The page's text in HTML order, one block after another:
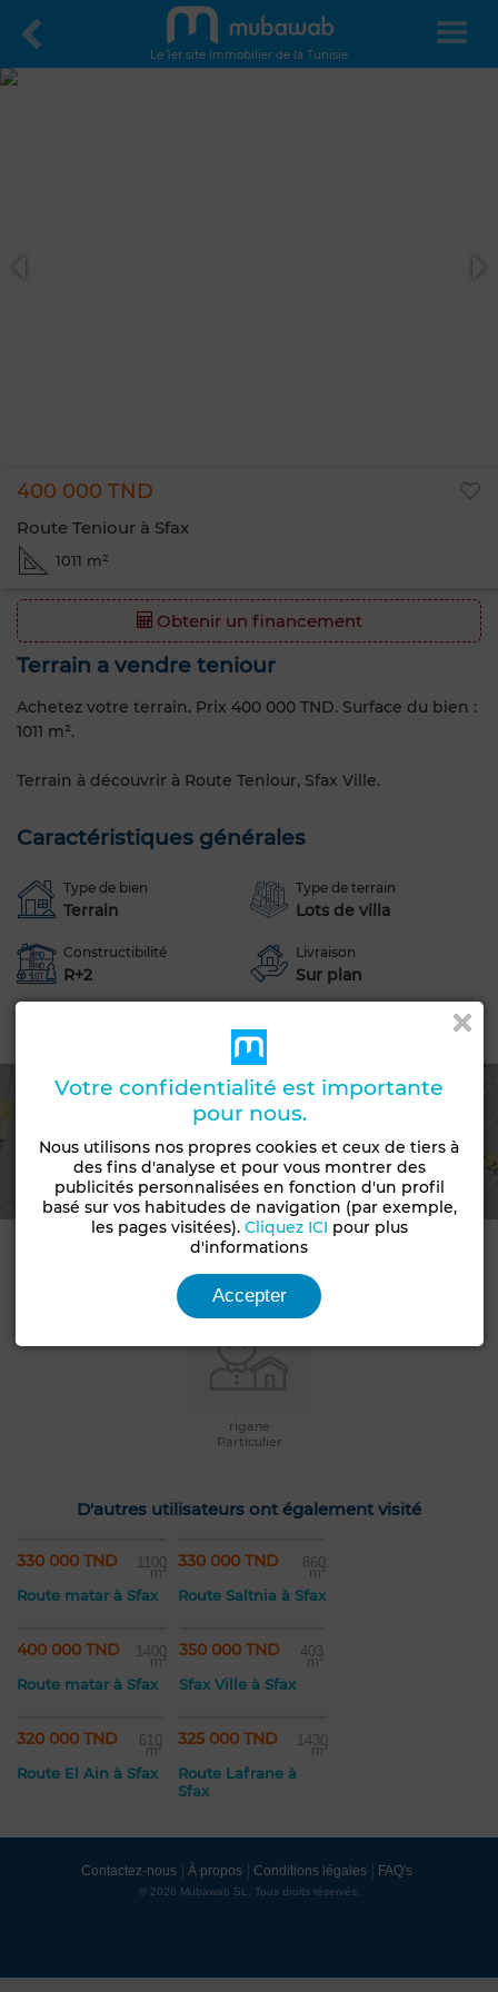
Le 1er site immobilier de la Tunisie
400 000 TND
Route Teniour à Sfax
1011 m²
Obtenir un financement
Terrain a vendre teniour
Achetez votre terrain. Prix 400 000 TND. Surface du bien :
1011 m².
Terrain à découvrir à Route Teniour, Sfax Ville.
Caractéristiques générales
Type de bien
Terrain
Type de terrain
Lots de villa
Constructibilité
R+2
Livraison
Sur plan
Voir la carte
rigane
Particulier
D'autres utilisateurs ont également visité
330 000 TND 1100
m²
Route matar à Sfax
330 000 TND 860
m²
Route Saltnia à Sfax
400 000 TND 1400
m²
Route matar à Sfax
350 000 TND 403
m²
Sfax Ville à Sfax
320 000 TND 610
m²
Route El Ain à Sfax
325 000 TND 1430
m²
Route Lafrane à
Sfax
Contactez-nous À propos Conditions légales FAQ's
© 2026 Mubawab SL. Tous droits réservés.
Votre confidentialité est importante
pour nous.
Nous utilisons nos propres cookies et ceux de tiers à
des fins d'analyse et pour vous montrer des
publicités personnalisées en fonction d'un profil
basé sur vos habitudes de navigation (par exemple,
les pages visitées). Cliquez ICI pour plus
d'informations
Accepter